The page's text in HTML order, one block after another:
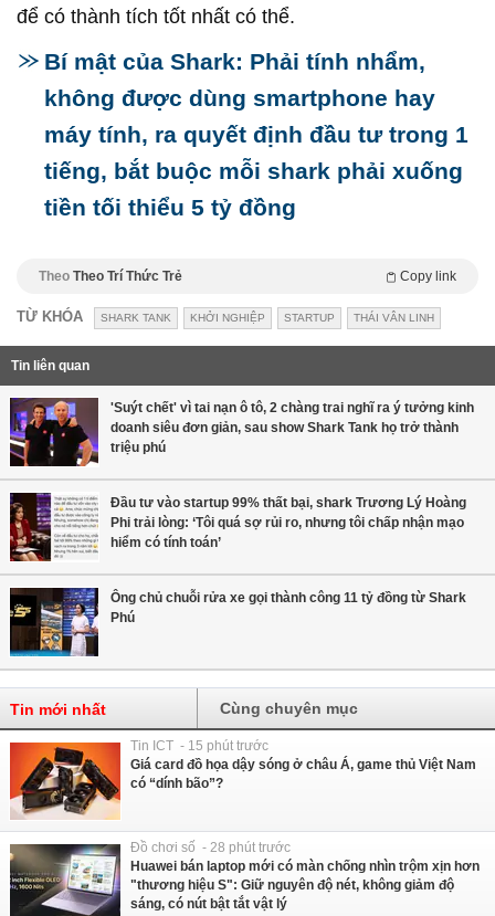
để có thành tích tốt nhất có thể.
Bí mật của Shark: Phải tính nhẩm,
không được dùng smartphone hay
máy tính, ra quyết định đầu tư trong 1
tiếng, bắt buộc mỗi shark phải xuống
tiền tối thiểu 5 tỷ đồng
Theo Theo Trí Thức Trẻ Copy link
TỪ KHÓA SHARK TANK KHỞI NGHIỆP STARTUP THÁI VÂN LINH
Tin liên quan
'Suýt chết' vì tai nạn ô tô, 2 chàng trai nghĩ ra ý tưởng kinh
doanh siêu đơn giản, sau show Shark Tank họ trở thành
triệu phú
Đầu tư vào startup 99% thất bại, shark Trương Lý Hoàng
Phi trải lòng: ‘Tôi quá sợ rủi ro, nhưng tôi chấp nhận mạo
hiểm có tính toán’
Ông chủ chuỗi rửa xe gọi thành công 11 tỷ đồng từ Shark
Phú
Tin mới nhất Cùng chuyên mục
Tin ICT - 15 phút trước
Giá card đồ họa dậy sóng ở châu Á, game thủ Việt Nam
có “dính bão”?
Đồ chơi số - 28 phút trước
Huawei bán laptop mới có màn chống nhìn trộm xịn hơn
"thương hiệu S": Giữ nguyên độ nét, không giảm độ
sáng, có nút bật tắt vật lý